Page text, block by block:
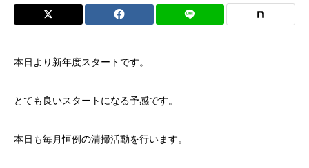
本日より新年度スタートです。
とても良いスタートになる予感です。
本日も毎月恒例の清掃活動を行います。